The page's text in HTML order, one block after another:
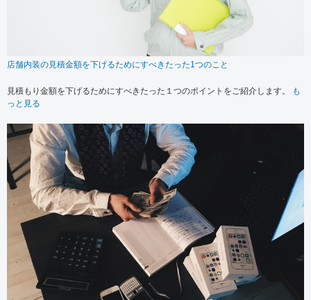
店舗内装の見積金額を下げるためにすべきたった1つのこと
見積もり金額を下げるためにすべきたった１つのポイントをご紹介します。
も
っと見る